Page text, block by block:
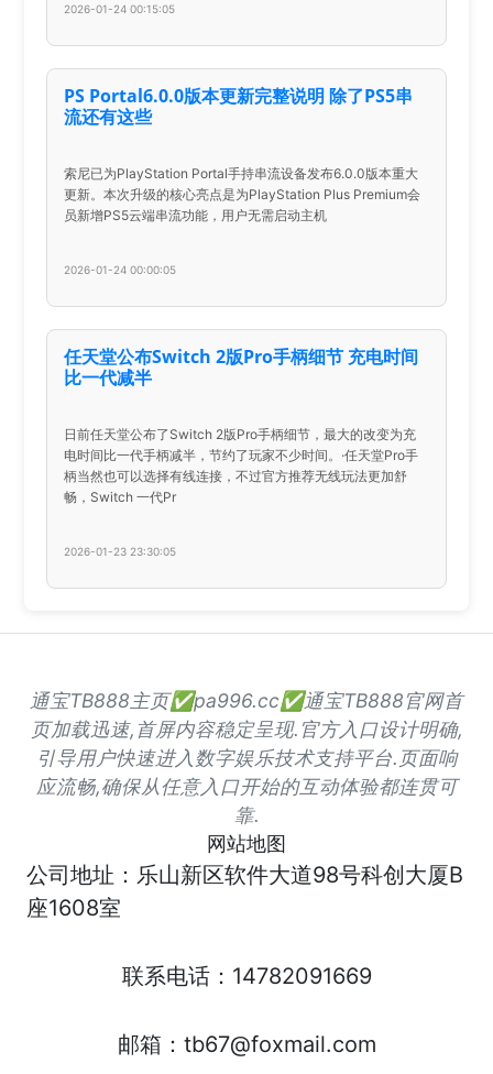
2026-01-24 00:15:05
PS Portal6.0.0版本更新完整说明 除了PS5串
流还有这些
索尼已为PlayStation Portal手持串流设备发布6.0.0版本重大
更新。本次升级的核心亮点是为PlayStation Plus Premium会
员新增PS5云端串流功能，用户无需启动主机
2026-01-24 00:00:05
任天堂公布Switch 2版Pro手柄细节 充电时间
比一代减半
日前任天堂公布了Switch 2版Pro手柄细节，最大的改变为充
电时间比一代手柄减半，节约了玩家不少时间。·任天堂Pro手
柄当然也可以选择有线连接，不过官方推荐无线玩法更加舒
畅，Switch 一代Pr
2026-01-23 23:30:05
通宝TB888主页✅pa996.cc✅通宝TB888官网首
页加载迅速,首屏内容稳定呈现.官方入口设计明确,
引导用户快速进入数字娱乐技术支持平台.页面响
应流畅,确保从任意入口开始的互动体验都连贯可
靠.
网站地图
公司地址：乐山新区软件大道98号科创大厦B
座1608室
联系电话：14782091669
邮箱：tb67@foxmail.com